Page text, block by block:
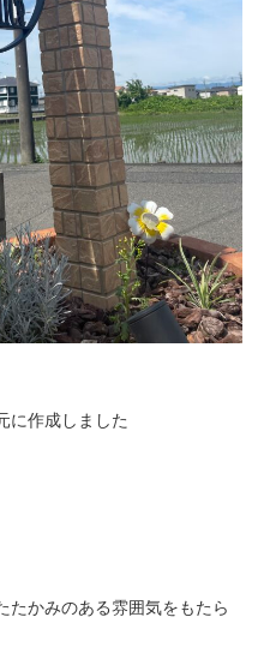
に作成しました
たかみのある雰囲気をもたら